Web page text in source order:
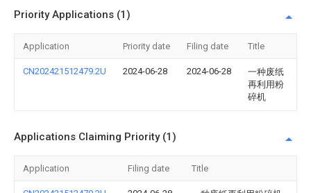
Priority Applications (1)
Application Priority date Filing date Title
CN202421512479.2U 2024-06-28 2024-06-28
一种废纸
再利用粉
碎机
Applications Claiming Priority (1)
Application Filing date Title